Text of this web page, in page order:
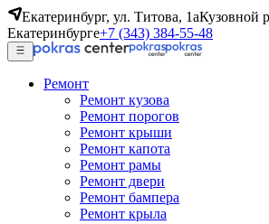
Екатеринбург, ул. Титова, 1аКузовной
Екатеринбурге+7 (343) 384-55-48
Ремонт
Ремонт кузова
Ремонт порогов
Ремонт крыши
Ремонт капота
Ремонт рамы
Ремонт двери
Ремонт бампера
Ремонт крыла